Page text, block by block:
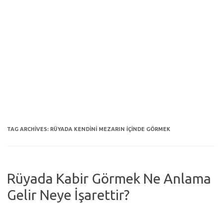
TAG ARCHIVES: RÜYADA KENDINI MEZARIN IÇINDE GÖRMEK
Rüyada Kabir Görmek Ne Anlama
Gelir Neye İşarettir?